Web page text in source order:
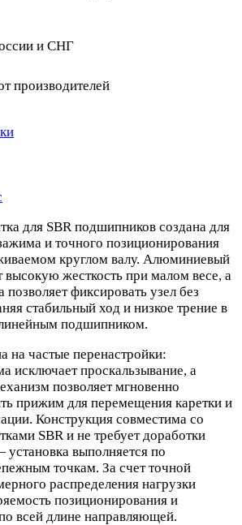
и СНГ
производителей
для SBR подшипников создана для
и точного позиционирования
круглом валу. Алюминиевый
высокую жесткость при малом весе, а
позволяет фиксировать узел без
стабильный ход и низкое трение в
подшипником.
на частые перенастройки:
исключает проскальзывание, а
позволяет мгновенно
прижим для перемещения каретки и
Конструкция совместима со
SBR и не требует доработки
выполняется по
точкам. За счет точной
распределения нагрузки
позиционирования и
всей длине направляющей.